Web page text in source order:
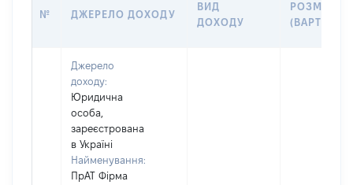
№ ДЖЕРЕЛО ДОХОДУ
ВИД
ДОХОДУ
РОЗМІР
(ВАРТІСТЬ)
Джерело
доходу:
Юридична
особа,
зареєстрована
в Україні
Найменування:
ПрАТ Фірма